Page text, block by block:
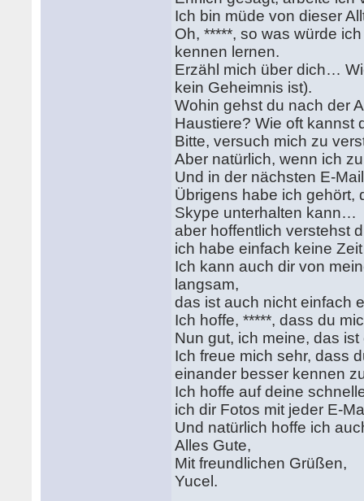
Ich bin müde von dieser
Oh, *****, so was würde
kennen lernen.
Erzähl mich über dich…
kein Geheimnis ist).
Wohin gehst du nach der
Haustiere? Wie oft kannst
Bitte, versuch mich zu
Aber natürlich, wenn ich
Und in der nächsten E-
Übrigens habe ich gehört,
Skype unterhalten kann…
aber hoffentlich verstehst
ich habe einfach keine
Ich kann auch dir von
langsam,
das ist auch nicht einfach
Ich hoffe, *****, dass du
Nun gut, ich meine, das
Ich freue mich sehr, dass
einander besser kennen
Ich hoffe auf deine
ich dir Fotos mit jeder E-
Und natürlich hoffe ich
Alles Gute,
Mit freundlichen Grüßen,
Yucel.